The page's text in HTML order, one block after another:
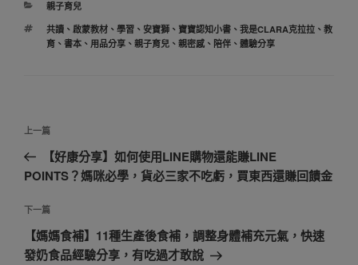
分
親子育兒
標
籤
共讀、 啟蒙教材、 學習、 安寶獅、 寶寶認知小書、 我是CLARA克拉拉、 教
育、 書本、 用品分享、 親子育兒、 親密感、 陪伴、 體驗分享
文
導
上
一
篇
章
上一篇
【好康分享】如何使用LINE購物還能賺LINE
POINTS？媽咪必學，貨必三家不吃虧，買東西還賺回饋金
下
一
篇
下一篇
【媽媽食補】11種生產後食補，調整身體補充元氣，快速
發奶食品經驗分享，有吃過才敢說